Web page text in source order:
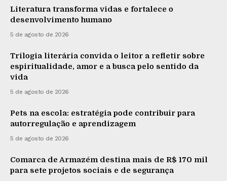
Literatura transforma vidas e fortalece o
desenvolvimento humano
5 de agosto de 2026
Trilogia literária convida o leitor a refletir sobre
espiritualidade, amor e a busca pelo sentido da
vida
5 de agosto de 2026
Pets na escola: estratégia pode contribuir para
autorregulação e aprendizagem
5 de agosto de 2026
Comarca de Armazém destina mais de R$ 170 mil
para sete projetos sociais e de segurança